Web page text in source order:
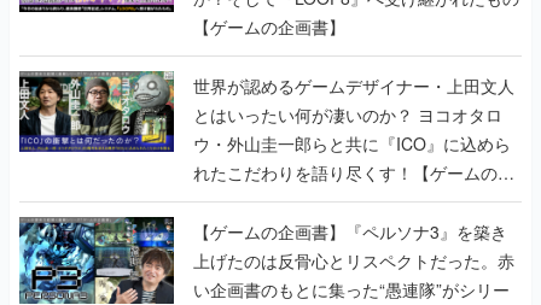
【ゲームの企画書】
世界が認めるゲームデザイナー・上田文人
とはいったい何が凄いのか？ ヨコオタロ
ウ・外山圭一郎らと共に『ICO』に込めら
れたこだわりを語り尽くす！【ゲームの企
画書】
【ゲームの企画書】『ペルソナ3』を築き
上げたのは反骨心とリスペクトだった。赤
い企画書のもとに集った“愚連隊”がシリー